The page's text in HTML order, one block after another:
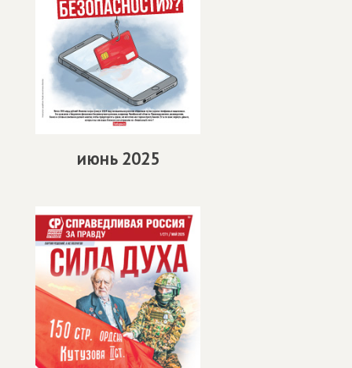
июнь 2025